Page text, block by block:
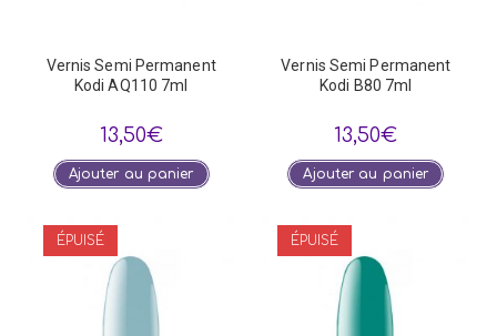
Vernis Semi Permanent
Kodi AQ110 7ml
13,50€
Ajouter au panier
Vernis Semi Permanent
Kodi B80 7ml
13,50€
Ajouter au panier
ÉPUISÉ ÉPUISÉ